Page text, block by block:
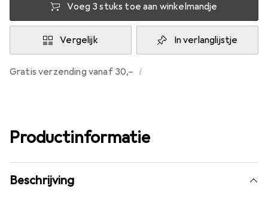
Voeg 3 stuks toe aan winkelmandje
Vergelijk In verlanglijstje
Gratis verzending vanaf 30,– i
Productinformatie
Beschrijving